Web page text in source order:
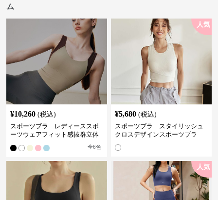
ム
¥10,260 (税込)
スポーツブラ レディーススポ
ーツウェアフィット感抜群立体
全6色
人気
¥5,680 (税込)
スポーツブラ スタイリッシュ
クロスデザインスポーツブラ
人気